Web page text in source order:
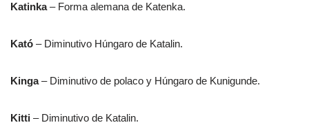
Katinka– Forma alemana de Katenka.
Kató – Diminutivo Húngaro de Katalin.
Kinga– Diminutivo de polaco y Húngaro de Kunigunde.
Kitti – Diminutivo de Katalin.